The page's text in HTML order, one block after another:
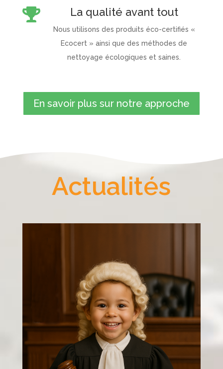
 La qualité avant tout
Nous utilisons des produits éco-certifiés «
Ecocert » ainsi que des méthodes de
nettoyage écologiques et saines.
En savoir plus sur notre approche
Actualités